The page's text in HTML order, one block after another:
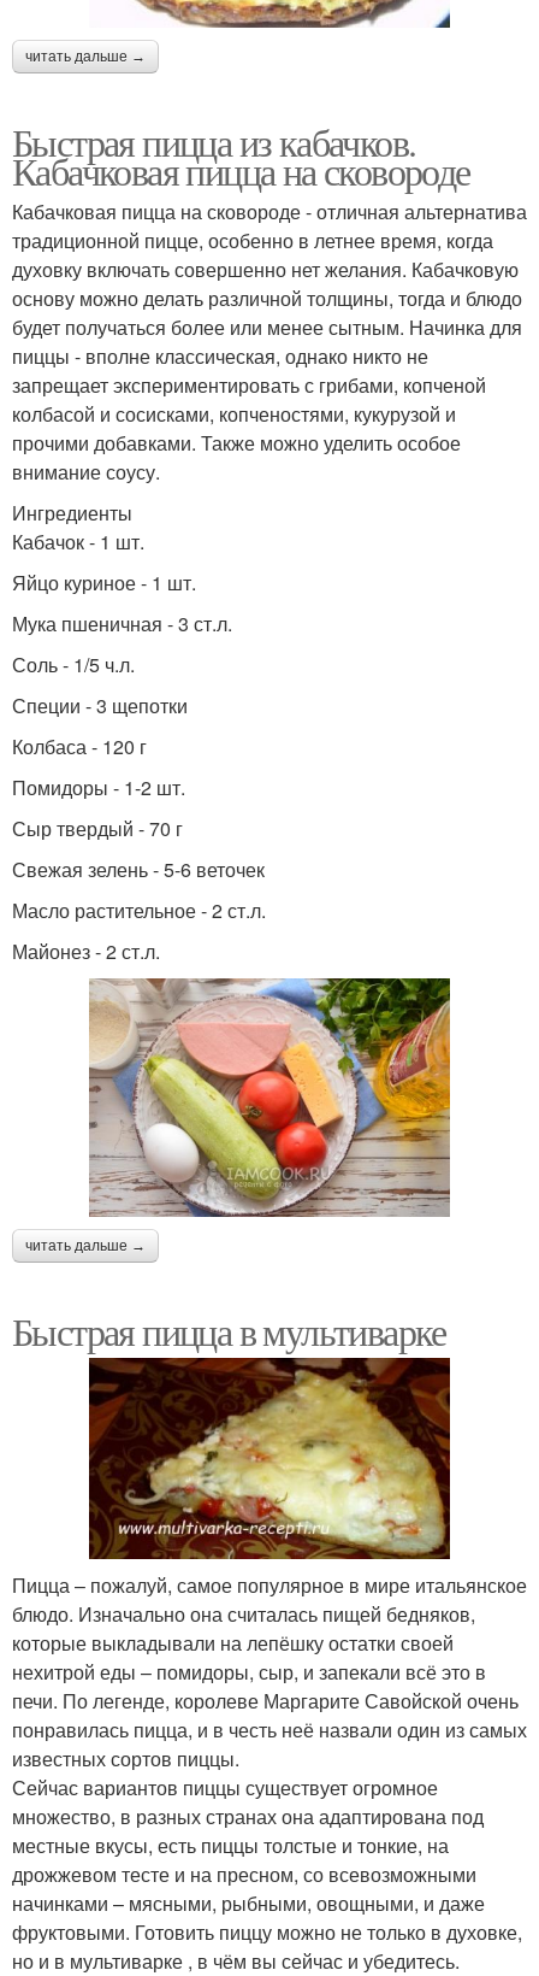
читать дальше →
Быстрая пицца из кабачков.
Кабачковая пицца на сковороде
Кабачковая пицца на сковороде - отличная альтернатива
традиционной пицце, особенно в летнее время, когда
духовку включать совершенно нет желания. Кабачковую
основу можно делать различной толщины, тогда и блюдо
будет получаться более или менее сытным. Начинка для
пиццы - вполне классическая, однако никто не
запрещает экспериментировать с грибами, копченой
колбасой и сосисками, копченостями, кукурузой и
прочими добавками. Также можно уделить особое
внимание соусу.
Ингредиенты
Кабачок - 1 шт.
Яйцо куриное - 1 шт.
Мука пшеничная - 3 ст.л.
Соль - 1/5 ч.л.
Специи - 3 щепотки
Колбаса - 120 г
Помидоры - 1-2 шт.
Сыр твердый - 70 г
Свежая зелень - 5-6 веточек
Масло растительное - 2 ст.л.
Майонез - 2 ст.л.
читать дальше →
Быстрая пицца в мультиварке
Пицца – пожалуй, самое популярное в мире итальянское
блюдо. Изначально она считалась пищей бедняков,
которые выкладывали на лепёшку остатки своей
нехитрой еды – помидоры, сыр, и запекали всё это в
печи. По легенде, королеве Маргарите Савойской очень
понравилась пицца, и в честь неё назвали один из самых
известных сортов пиццы.
Сейчас вариантов пиццы существует огромное
множество, в разных странах она адаптирована под
местные вкусы, есть пиццы толстые и тонкие, на
дрожжевом тесте и на пресном, со всевозможными
начинками – мясными, рыбными, овощными, и даже
фруктовыми. Готовить пиццу можно не только в духовке,
но и в мультиварке , в чём вы сейчас и убедитесь.